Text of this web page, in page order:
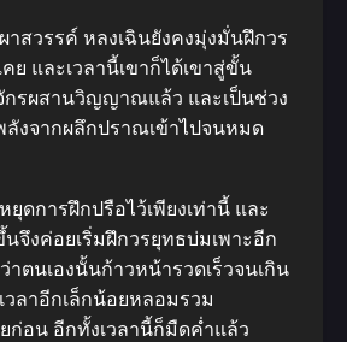
สวรรค์ หลงเฉินยังคงมุ่งมั่นฝึกวร
ย และเวลานี้เขาก็ได้เขาสู่ขั้น
รผสานวิญญาณแล้ว และเป็นช่วง
ลังจากผลึกปราณเข้าไปจนหมด
ดการฝึกปรือไว้เพียงเท่านี้ และ
นจึงค่อยเริ่มฝึกวรยุทธบ่มเพาะอีก
าตนเองนั้นก้าวหน้ารวดเร็วจนเกิน
วลาอีกเล็กน้อยหลอมรวม
ก่อน อีกทั้งเวลานี้ก็มืดค่ำแล้ว